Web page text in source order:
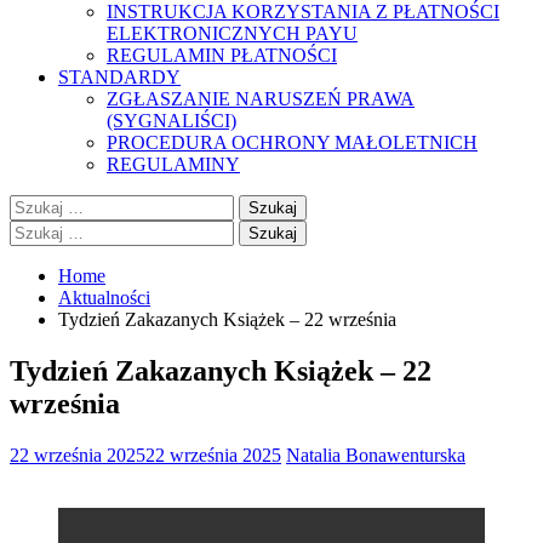
INSTRUKCJA KORZYSTANIA Z PŁATNOŚCI
ELEKTRONICZNYCH PAYU
REGULAMIN PŁATNOŚCI
STANDARDY
ZGŁASZANIE NARUSZEŃ PRAWA
(SYGNALIŚCI)
PROCEDURA OCHRONY MAŁOLETNICH
REGULAMINY
Szukaj:
Szukaj:
Home
Aktualności
Tydzień Zakazanych Książek – 22 września
Tydzień Zakazanych Książek – 22
września
22 września 202522 września 2025 Natalia Bonawenturska